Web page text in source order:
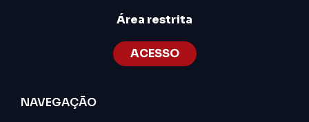
Área restrita
ACESSO
NAVEGAÇÃO